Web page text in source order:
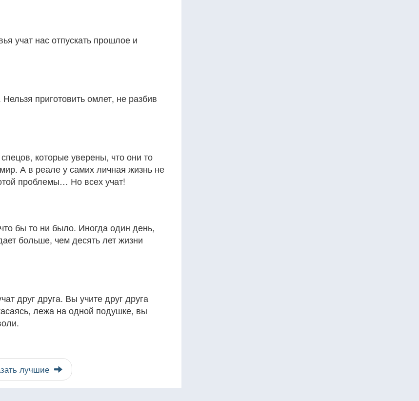
учат нас отпускать прошлое и
приготовить омлет, не разбив
которые уверены, что они то
А в реале у самих личная жизнь не
проблемы… Но всех учат!
бы то ни было. Иногда один день,
больше, чем десять лет жизни
друг друга. Вы учите друг друга
лежа на одной подушке, вы
лучшие